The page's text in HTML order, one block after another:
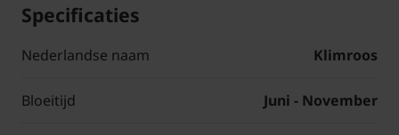
Specificaties
Nederlandse naam Klimroos
Bloeitijd Juni - November